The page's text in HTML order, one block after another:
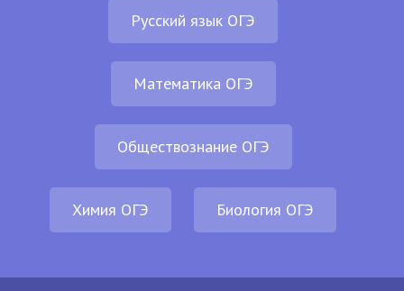
Русский язык ОГЭ
Математика ОГЭ
Обществознание ОГЭ
Химия ОГЭ Биология ОГЭ